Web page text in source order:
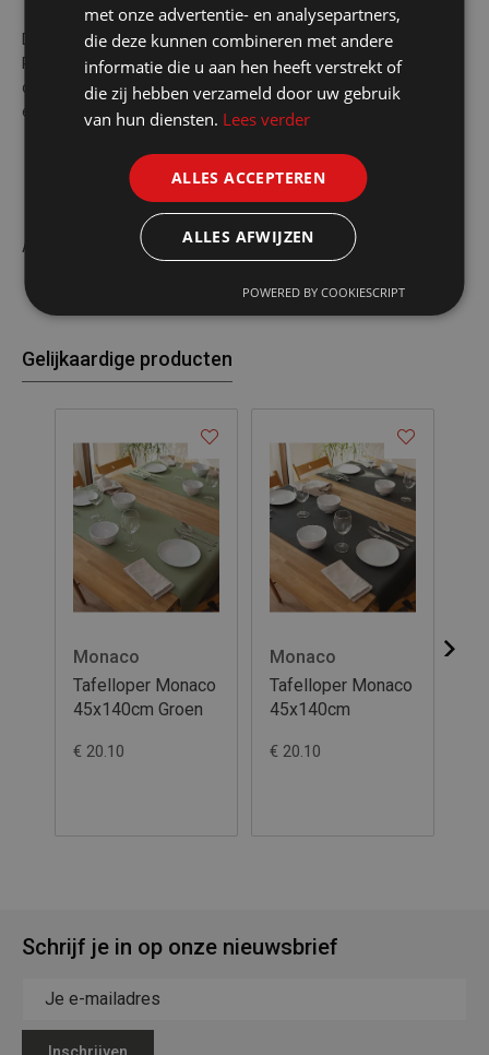
De roestvrijstalen box voor het bewaren van ingrediënten
Privilege valt op door zijn elegantie en royale inhoud, maar ook
door het feit dat hij is voorzien van een venster om de producten
erin te kunnen bekijken
Afmetingen: 12,1x19,6 cm
Gelijkaardige producten
Monaco
Tafelloper Monaco
45x140cm Groen
€ 20.10
Monaco
Tafelloper Monaco
45x140cm
€ 20.10
Schrijf je in op onze nieuwsbrief
Inschrijven
met onze advertentie- en analysepartners,
die deze kunnen combineren met andere
informatie die u aan hen heeft verstrekt of
die zij hebben verzameld door uw gebruik
van hun diensten. Lees verder
ALLES ACCEPTEREN
ALLES AFWIJZEN
POWERED BY COOKIESCRIPT